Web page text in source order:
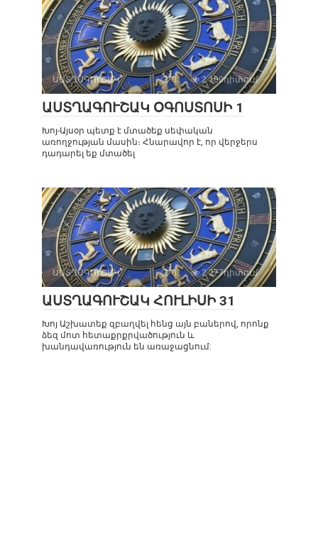
ԱՍՏՂԱԳՈՒՇԱԿ 0 2 100դիտում
ԱՍՏՂԱԳՈՒՇԱԿ ՕԳՈՍՏՈՍԻ 1
Խոյ-Այսօր պետք է մտածեք սեփական
առողջության մասին։ Հնարավոր է, որ վերջերս
դադարել եք մտածել
ԱՍՏՂԱԳՈՒՇԱԿ 0 2 277դիտում
ԱՍՏՂԱԳՈՒՇԱԿ ՀՈՒԼԻՍԻ 31
Խոյ Աշխատեք զբաղվել հենց այն բաներով, որոնք
ձեզ մոտ հետաքրքրվածություն և
խանդավառություն են առաջացնում: